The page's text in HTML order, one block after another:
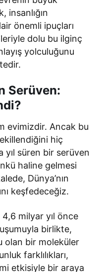
insanlığın
önemli ipuçları
dolu bu ilginç
yolculuğunu
Serüven:
evimizdir. Ancak bu
hiç
yıl süren bir serüven
haline gelmesi
Dünya’nın
keşfedeceğiz.
4,6 milyar yıl önce
birlikte,
olan bir moleküler
farklılıkları,
etkisiyle bir araya